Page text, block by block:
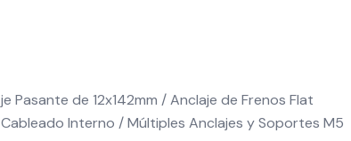
Pasante de 12x142mm / Anclaje de Frenos Flat
Interno / Múltiples Anclajes y Soportes M5